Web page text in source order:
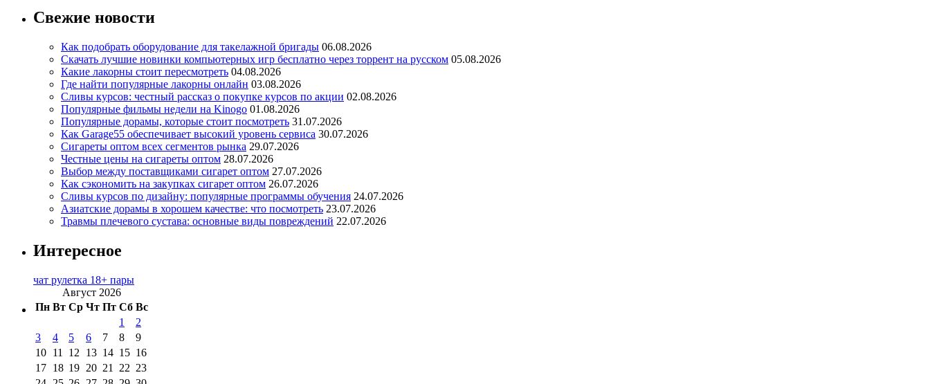
Свежие новости
Как подобрать оборудование для такелажной бригады 06.08.2026
Скачать лучшие новинки компьютерных игр бесплатно через торрент на русском 05.08.2026
Какие лакорны стоит пересмотреть 04.08.2026
Где найти популярные лакорны онлайн 03.08.2026
Сливы курсов: честный рассказ о покупке курсов по акции 02.08.2026
Популярные фильмы недели на Kinogo 01.08.2026
Популярные дорамы, которые стоит посмотреть 31.07.2026
Как Garage55 обеспечивает высокий уровень сервиса 30.07.2026
Сигареты оптом всех сегментов рынка 29.07.2026
Честные цены на сигареты оптом 28.07.2026
Выбор между поставщиками сигарет оптом 27.07.2026
Как сэкономить на закупках сигарет оптом 26.07.2026
Сливы курсов по дизайну: популярные программы обучения 24.07.2026
Азиатские дорамы в хорошем качестве: что посмотреть 23.07.2026
Травмы плечевого сустава: основные виды повреждений 22.07.2026
Интересное
чат рулетка 18+ пары
Август 2026
Пн Вт Ср Чт Пт Сб Вс
1
2
3
4 5 6 7 8
9
10 11 12 13 14 15 16
17 18 19 20 21 22 23